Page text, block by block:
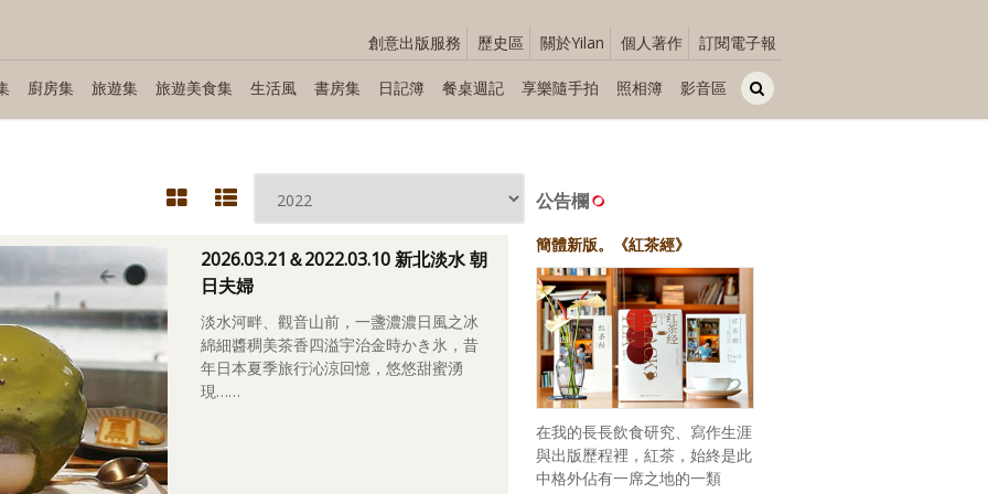
創意出版服務 歷史區 關於Yilan 個人著作 訂閱電子報
廚房集 旅遊集 旅遊美食集 生活風 書房集 日記簿 餐桌週記 享樂隨手拍 照相簿 影音區
2026.03.21＆2022.03.10 新北淡水 朝
日夫婦
淡水河畔、觀音山前，一盞濃濃日風之冰
綿細醬稠美茶香四溢宇治金時かき氷，昔
年日本夏季旅行沁涼回憶，悠悠甜蜜湧
現……
公告欄
簡體新版。《紅茶經》
在我的長長飲食研究、寫作生涯
與出版歷程裡，紅茶，始終是此
中格外佔有一席之地的一類